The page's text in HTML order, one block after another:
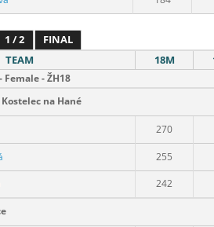
1 / 2
FINAL
TEAM 18M
- ŽH18
Kostelec na Hané
270
255
242